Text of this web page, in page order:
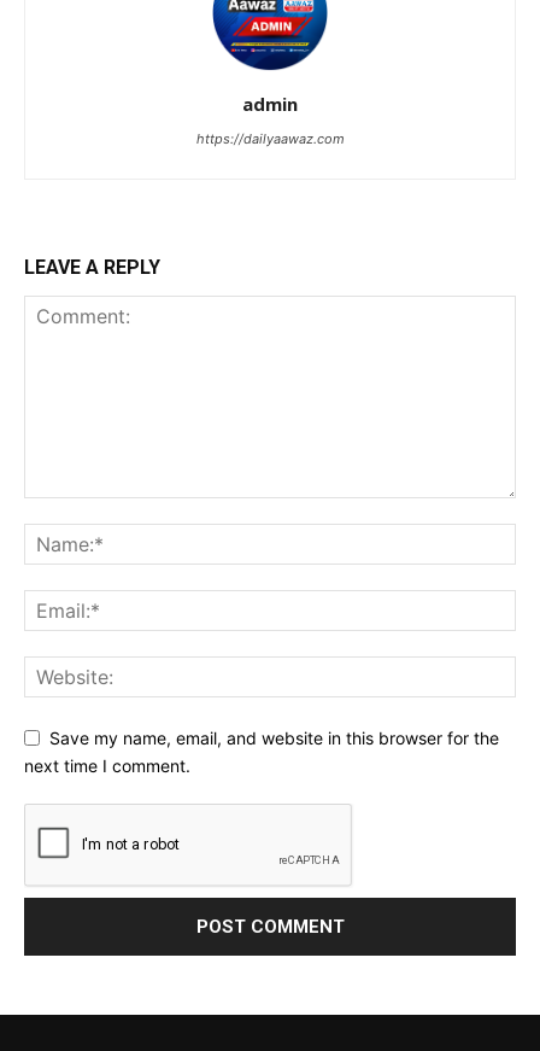
admin
https://dailyaawaz.com
LEAVE A REPLY
Save my name, email, and website in this browser for the
next time I comment.